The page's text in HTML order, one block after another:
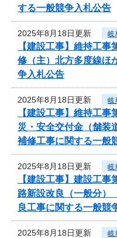
する一般競争入札公告
2025年8月18日更新 岐
【建設工事】維持工
修（主）北方多度線ほ
争入札公告
2025年8月18日更新 岐
【建設工事】維持工
災・安全交付金（舗装
補修工事に関する一般
2025年8月18日更新 岐
【建設工事】建設工
路新設改良（一般分
良工事に関する一般競
2025年8月18日更新 岐